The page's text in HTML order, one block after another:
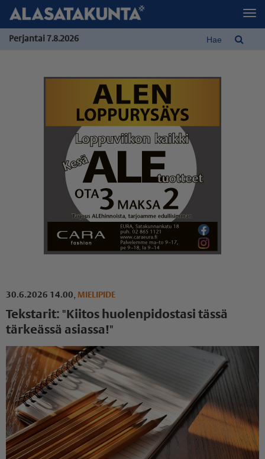
Perjantai 7.8.2026
30.6.2026 14.00, MIELIPIDE
Tekstarit: "Kiitos huolenpidostasi tässä
tärkeässä asiassa!"